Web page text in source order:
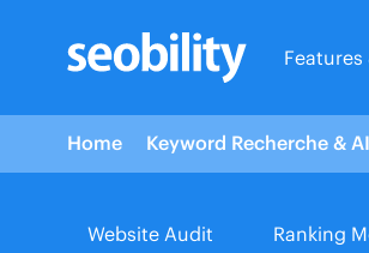
content
Features
Home Keyword Recherche &
Website Audit Ranking